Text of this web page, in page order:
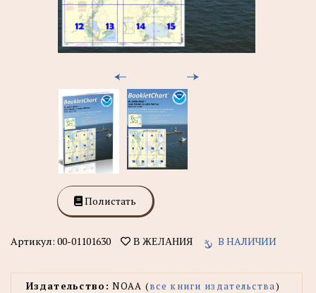
Полистать
Артикул: 00-01101630 В ЖЕЛАНИЯ В НАЛИЧИИ
Издательство: NOAA (все книги издательства)